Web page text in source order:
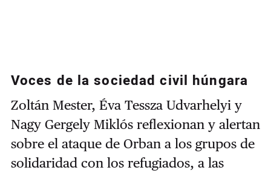
Voces de la sociedad civil húngara
Zoltán Mester, Éva Tessza Udvarhelyi y
Nagy Gergely Miklós reflexionan y alertan
sobre el ataque de Orban a los grupos de
solidaridad con los refugiados, a las